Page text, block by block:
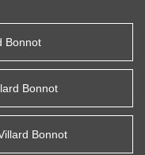
Bonnot
Bonnot
Bonnot